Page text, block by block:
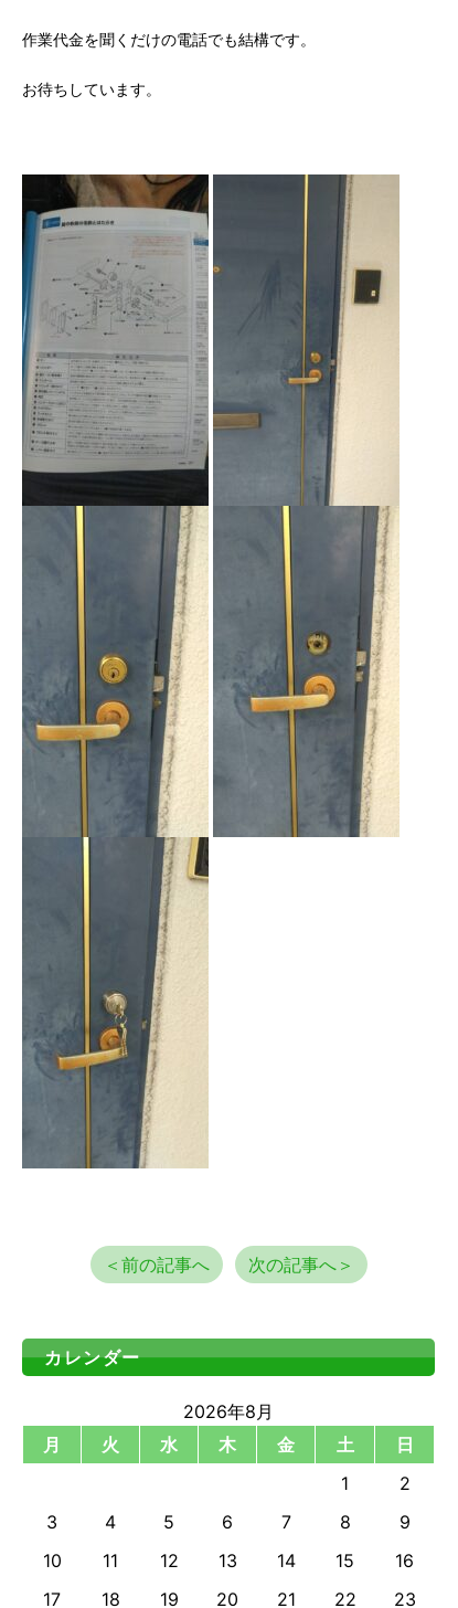
作業代金を聞くだけの電話でも結構です。
お待ちしています。
＜前の記事へ 次の記事へ＞
カレンダー
2026年8月
月
火 水 木 金 土
日
1
2
3
4 5 6 7 8
9
10
11 12 13 14 15
16
17
18 19 20 21 22 23